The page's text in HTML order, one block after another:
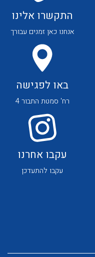
לכל מוצרי היצרן
התקשרו אלינו
אנחנו כאן זמנים עבורך
באו לפגישה
רח' סמטת התבור 4
עקבו אחרנו
עקבו להתעדכן